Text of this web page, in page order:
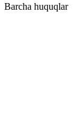
Barcha huquqlar